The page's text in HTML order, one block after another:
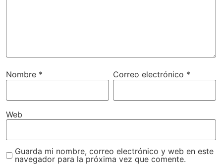
Nombre * Correo electrónico *
Web
Guarda mi nombre, correo electrónico y web en este
navegador para la próxima vez que comente.